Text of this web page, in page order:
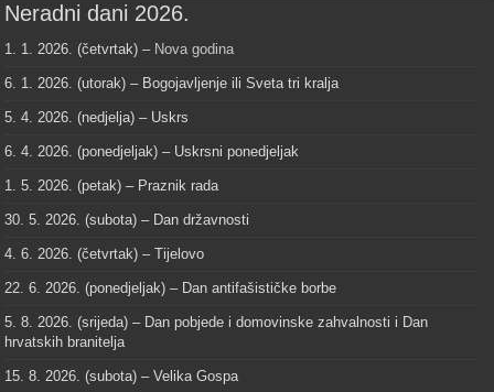
Neradni dani 2026.
1. 1. 2026. (četvrtak) – Nova godina
6. 1. 2026. (utorak) – Bogojavljenje ili Sveta tri kralja
5. 4. 2026. (nedjelja) – Uskrs
6. 4. 2026. (ponedjeljak) – Uskrsni ponedjeljak
1. 5. 2026. (petak) – Praznik rada
30. 5. 2026. (subota) – Dan državnosti
4. 6. 2026. (četvrtak) – Tijelovo
22. 6. 2026. (ponedjeljak) – Dan antifašističke borbe
5. 8. 2026. (srijeda) – Dan pobjede i domovinske zahvalnosti i Dan
hrvatskih branitelja
15. 8. 2026. (subota) – Velika Gospa